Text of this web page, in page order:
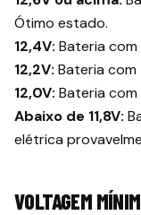
Ótimo estado.
12,4V: Bateria com
12,2V: Bateria com
12,0V: Bateria com
Abaixo de 11,8V:
elétrica
VOLTAGEM